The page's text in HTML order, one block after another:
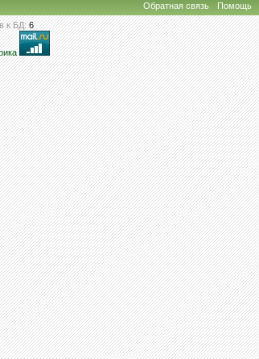
Обратная связь Помощь
к БД: 6